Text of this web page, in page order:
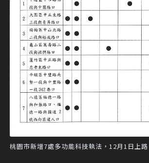
桃園市新增7處多功能科技執法，12月1日上